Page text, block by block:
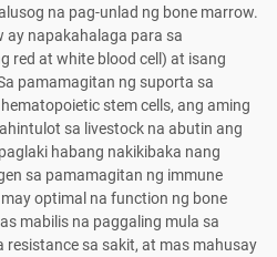
na pag-unlad ng bone marrow.
ay napakahalaga para sa
red at white blood cell) at isang
pamamagitan ng suporta sa
stem cells, ang aming
sa livestock na abutin ang
habang nakikibaka nang
sa pamamagitan ng immune
optimal na function ng bone
mabilis na paggaling mula sa
resistance sa sakit, at mas mahusay